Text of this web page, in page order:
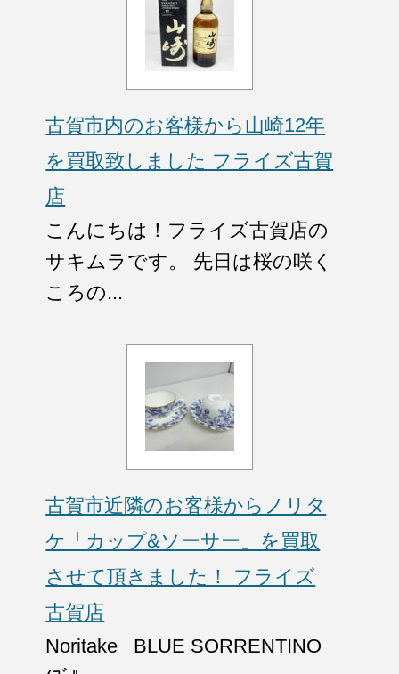
古賀市内のお客様から山崎12年
を買取致しました フライズ古賀
店
こんにちは！フライズ古賀店の
サキムラです。 先日は桜の咲く
ころの...
古賀市近隣のお客様からノリタ
ケ「カップ&ソーサー」を買取
させて頂きました！ フライズ
古賀店
Noritake BLUE SORRENTINO